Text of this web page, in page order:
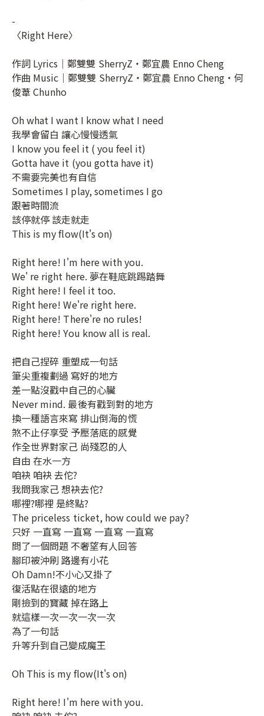
-
〈Right Here〉
作詞 Lyrics｜鄭雙雙 SherryZ・鄭宜農 Enno Cheng
作曲 Music｜鄭雙雙 SherryZ・鄭宜農 Enno Cheng・何
俊葦 Chunho
Oh what I want I know what I need
我學會留白 讓心慢慢透氣
I know you feel it ( you feel it)
Gotta have it (you gotta have it)
不需要完美也有自信
Sometimes I play, sometimes I go
跟著時間流
該停就停 該走就走
This is my flow(It's on)
Right here! I'm here with you.
We' re right here. 夢在鞋底跳踢踏舞
Right here! I feel it too.
Right here! We're right here.
Right here! There're no rules!
Right here! You know all is real.
把自己捏碎 重塑成一句話
筆尖重複劃過 寫好的地方
差一點沒戳中自己的心臟
Never mind. 最後有戳到對的地方
換一種語言來寫 排山倒海的慌
煞不止仔享受 予壓落底的感覺
作全世界對家己 尚殘忍的人
自由 在水一方
咱袂 咱袂 去佗?
我問我家己 想袂去佗?
哪裡?哪裡 是終點?
The priceless ticket, how could we pay?
只好 一直寫 一直寫 一直寫 一直寫
問了一個問題 不奢望有人回答
腳印被沖刷 路邊有小花
Oh Damn!不小心又掛了
復活點在很遠的地方
剛撿到的寶藏 掉在路上
就這樣一次一次一次一次
為了一句話
升等升到自己變成魔王
Oh This is my flow(It's on)
Right here! I'm here with you.